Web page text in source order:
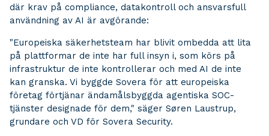
där krav på compliance, datakontroll och ansvarsfull
användning av AI är avgörande:
"Europeiska säkerhetsteam har blivit ombedda att lita
på plattformar de inte har full insyn i, som körs på
infrastruktur de inte kontrollerar och med AI de inte
kan granska. Vi byggde Sovera för att europeiska
företag förtjänar ändamålsbyggda agentiska SOC-
tjänster designade för dem," säger Søren Laustrup,
grundare och VD för Sovera Security.